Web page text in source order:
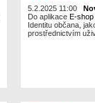
5.2.2025 11:00
Do aplikace E-shop
Identitu občana,
prostřednictvím